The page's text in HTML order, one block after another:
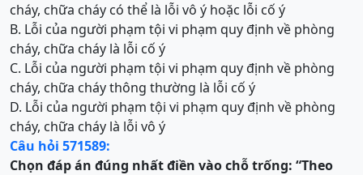
cháy, chữa cháy có thể là lỗi vô ý hoặc lỗi cố ý
B. Lỗi của người phạm tội vi phạm quy định về phòng
cháy, chữa cháy là lỗi cố ý
C. Lỗi của người phạm tội vi phạm quy định về phòng
cháy, chữa cháy thông thường là lỗi cố ý
D. Lỗi của người phạm tội vi phạm quy định về phòng
cháy, chữa cháy là lỗi vô ý
Câu hỏi 571589:
Chọn đáp án đúng nhất điền vào chỗ trống: “Theo